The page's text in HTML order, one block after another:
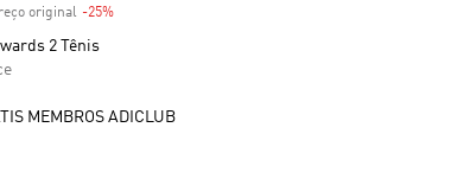
original -25%Desconto
2 Tênis
MEMBROS ADICLUB